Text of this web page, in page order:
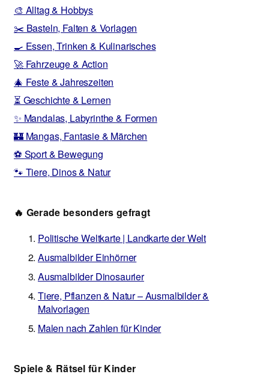
🎨 Alltag & Hobbys
✂️ Basteln, Falten & Vorlagen
🍳 Essen, Trinken & Kulinarisches
🚀 Fahrzeuge & Action
🎄 Feste & Jahreszeiten
⏳ Geschichte & Lernen
✨ Mandalas, Labyrinthe & Formen
🏰 Mangas, Fantasie & Märchen
⚽ Sport & Bewegung
🐾 Tiere, Dinos & Natur
🔥 Gerade besonders gefragt
Politische Weltkarte | Landkarte der Welt
Ausmalbilder Einhörner
Ausmalbilder Dinosaurier
Tiere, Pflanzen & Natur – Ausmalbilder &
Malvorlagen
Malen nach Zahlen für Kinder
Spiele & Rätsel für Kinder